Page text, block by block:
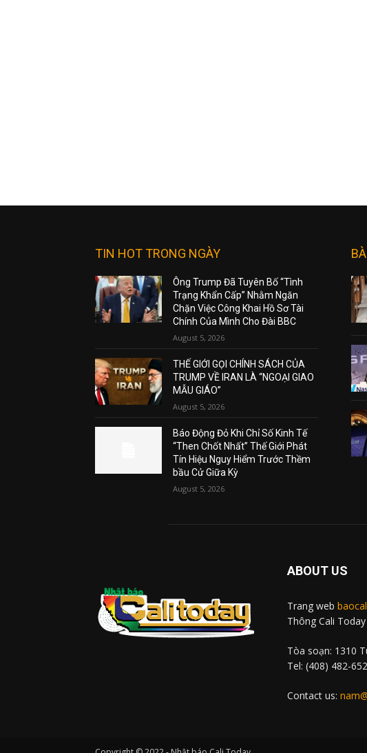
TIN HOT TRONG NGÀY
Ông Trump Đã Tuyên Bố “Tình
Trạng Khẩn Cấp” Nhằm Ngăn
Chặn Việc Công Khai Hồ Sơ Tài
Chính Của Mình Cho Đài BBC
August 5, 2026
THẾ GIỚI GỌI CHÍNH SÁCH CỦA
TRUMP VỀ IRAN LÀ “NGOẠI GIAO
MẪU GIÁO”
August 5, 2026
Báo Động Đỏ Khi Chỉ Số Kinh Tế
“Then Chốt Nhất” Thế Giới Phát
Tín Hiệu Nguy Hiểm Trước Thềm
bầu Cử Giữa Kỳ
August 5, 2026
ABOUT US
Trang web
Thông Cali Today
Tòa soạn: 1310
Tel: (408) 482-
Contact us: